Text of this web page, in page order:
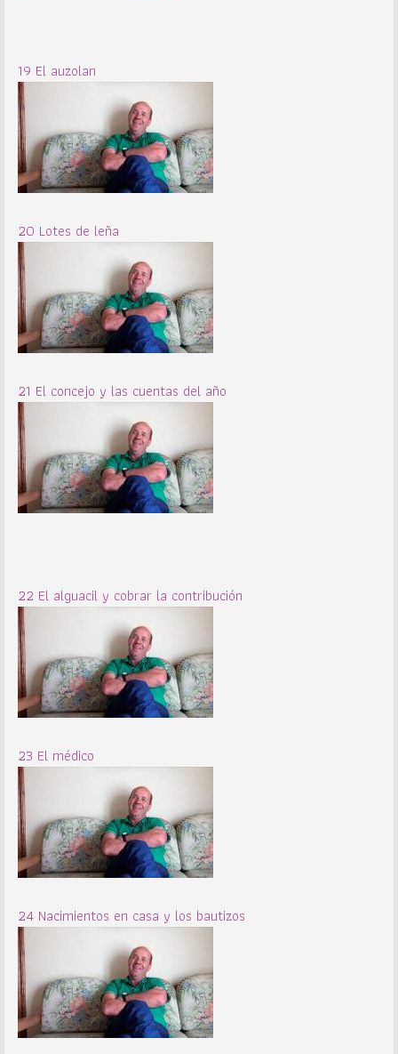
19 El auzolan
20 Lotes de leña
21 El concejo y las cuentas del año
22 El alguacil y cobrar la contribución
23 El médico
24 Nacimientos en casa y los bautizos